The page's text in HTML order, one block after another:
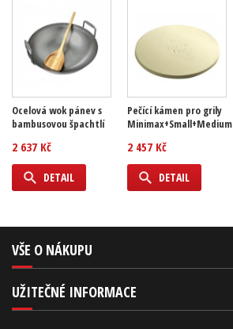
Ocelová wok pánev s
bambusovou špachtlí
2 637 Kč
DETAIL
Pečící kámen pro grily
Minimax+Small+Medium
2 457 Kč
DETAIL
VŠE O NÁKUPU
UŽITEČNÉ INFORMACE